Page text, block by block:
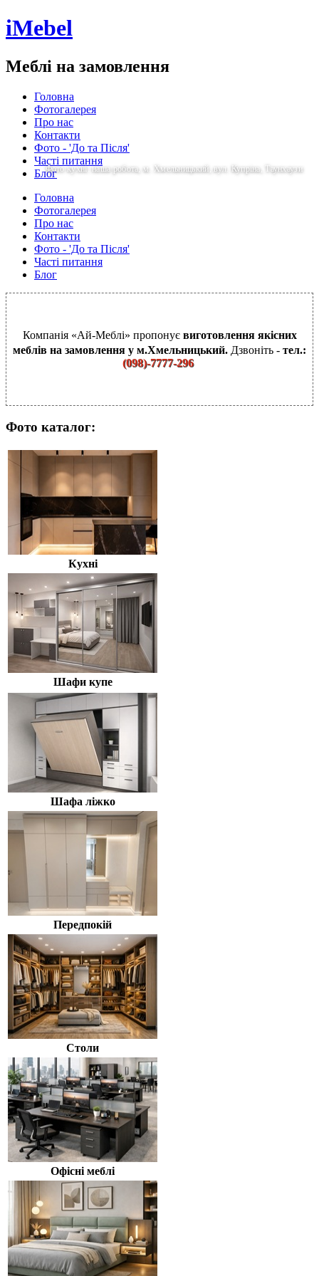
Фото кухні: наша робота, м. Хмельницький, вул. Купріна, Таунхаузи
iMebel
Меблі на замовлення
Головна
Фотогалерея
Про нас
Контакти
Фото - 'До та Після'
Часті питання
Блог
Головна
Фотогалерея
Про нас
Контакти
Фото - 'До та Після'
Часті питання
Блог
Компанія «Ай-Меблі» пропонує виготовлення якісних
меблів на замовлення у м.Хмельницький. Дзвоніть - тел.:
(098)-7777-296
Фото каталог:
Кухні
Шафи купе
Шафа ліжко
Передпокій
Столи
Офісні меблі